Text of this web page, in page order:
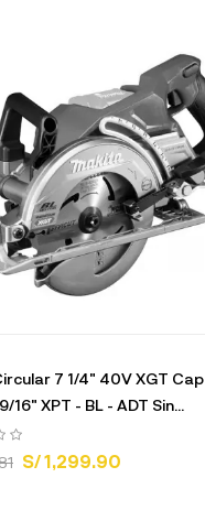
7 1/4" 40V XGT Cap
16" XPT - BL - ADT Sin...
S/ 1,299.90